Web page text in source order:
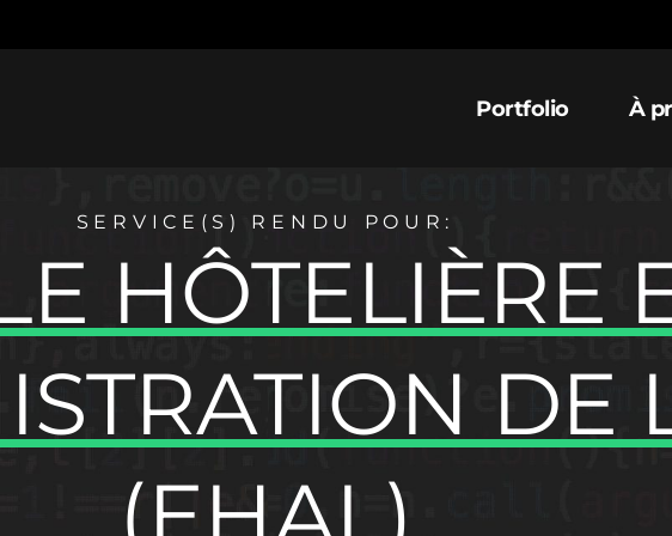
Portfolio À
SERVICE(S) RENDU POUR:
HÔTELIÈRE
DE
(EHAL)